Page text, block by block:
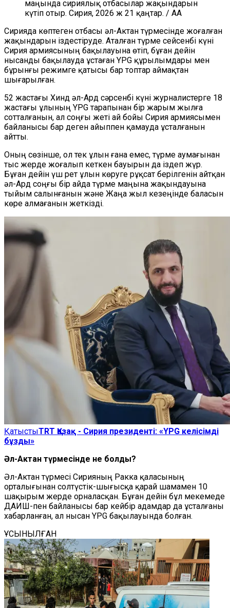
маңында сириялық отбасылар жақындарын
күтіп отыр. Сирия, 2026 ж 21 қаңтар. / AA
Сирияда көптеген отбасы әл-Актан түрмесінде жоғалған
жақындарын іздестіруде. Аталған түрме сейсенбі күні
Сирия армиясының бақылауына өтіп, бұған дейін
нысанды бақылауда ұстаған YPG құрылымдары мен
бұрынғы режимге қатысы бар топтар аймақтан
шығарылған.
52 жастағы Хинд әл-Ард сәрсенбі күні журналистерге 18
жастағы ұлының YPG тарапынан бір жарым жылға
сотталғанын, ал соңғы жеті ай бойы Сирия армиясымен
байланысы бар деген айыппен қамауда ұсталғанын
айтты.
Оның сөзінше, ол тек ұлын ғана емес, түрме аумағынан
тыс жерде жоғалып кеткен бауырын да іздеп жүр.
Бұған дейін үш рет ұлын көруге рұқсат берілгенін айтқан
әл-Ард соңғы бір айда түрме маңына жақындауына
тыйым салынғанын және Жаңа жыл кезеңінде баласын
көре алмағанын жеткізді.
ҚатыстыTRT Қазақ - Сирия президенті: «YPG келісімді
бұзды»
Әл-Актан түрмесінде не болды?
Әл-Актан түрмесі Сирияның Ракка қаласының
орталығынан солтүстік-шығысқа қарай шамамен 10
шақырым жерде орналасқан. Бұған дейін бұл мекемеде
ДАИШ-пен байланысы бар кейбір адамдар да ұсталғаны
хабарланған, ал нысан YPG бақылауында болған.
ҰСЫНЫЛҒАН